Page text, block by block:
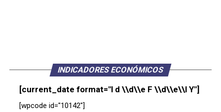
INDICADORES ECONÓMICOS
[current_date format="l d \\d\\e F \\d\\e\\l Y"]
[wpcode id="10142"]